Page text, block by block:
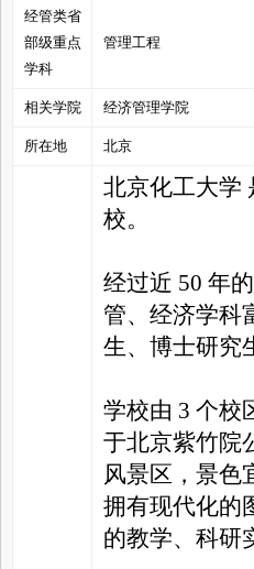
经管类省
部级重点
学科
管理工程
相关学院 经济管理学院
所在地 北京
北京化工大学
校。
经过近 50 年
管、经济学科
生、博士研究
学校由 3 个校
于北京紫竹院
风景区，景色
拥有现代化的
的教学、科研